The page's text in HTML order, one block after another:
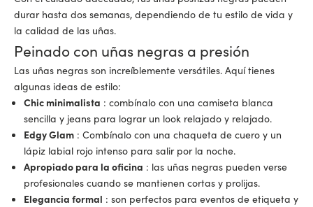
durar hasta dos semanas, dependiendo de tu estilo de vida y
la calidad de las uñas.
Peinado con uñas negras a presión
Las uñas negras son increíblemente versátiles. Aquí tienes
algunas ideas de estilo:
Chic minimalista : combínalo con una camiseta blanca
sencilla y jeans para lograr un look relajado y relajado.
Edgy Glam : Combínalo con una chaqueta de cuero y un
lápiz labial rojo intenso para salir por la noche.
Apropiado para la oficina : las uñas negras pueden verse
profesionales cuando se mantienen cortas y prolijas.
Elegancia formal : son perfectos para eventos de etiqueta y